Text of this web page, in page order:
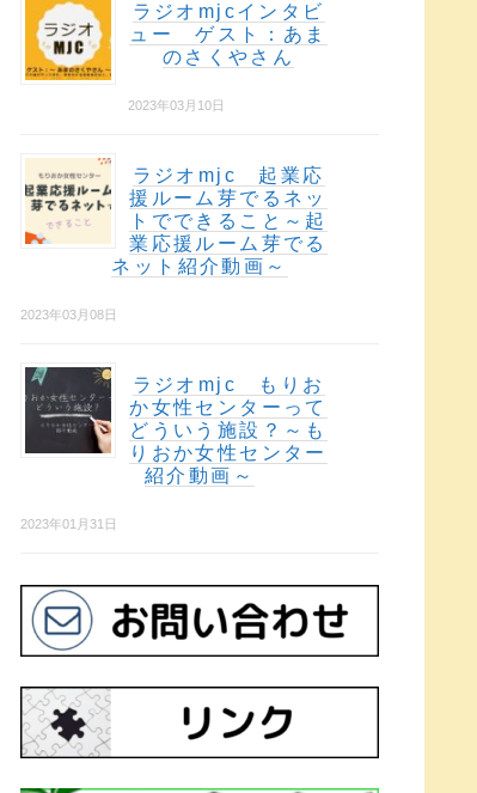
ラジオmjcインタビ
ュー ゲスト：あま
のさくやさん
2023年03月10日
ラジオmjc 起業応
援ルーム芽でるネッ
トでできること～起
業応援ルーム芽でる
ネット紹介動画～
2023年03月08日
ラジオmjc もりお
か女性センターって
どういう施設？～も
りおか女性センター
紹介動画～
2023年01月31日